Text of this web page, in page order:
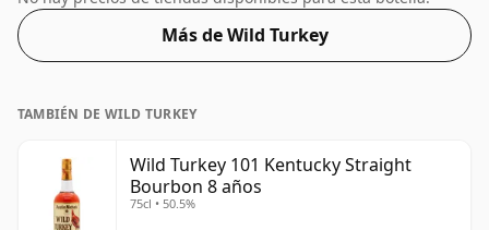
Más de Wild Turkey
TAMBIÉN DE WILD TURKEY
Wild Turkey 101 Kentucky Straight
Bourbon 8 años
75cl • 50.5%